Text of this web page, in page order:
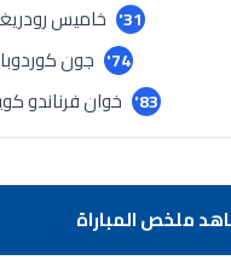
31' خاميس
74' جون كوردوبا
83' خوان فرناندو
ملخص المباراة